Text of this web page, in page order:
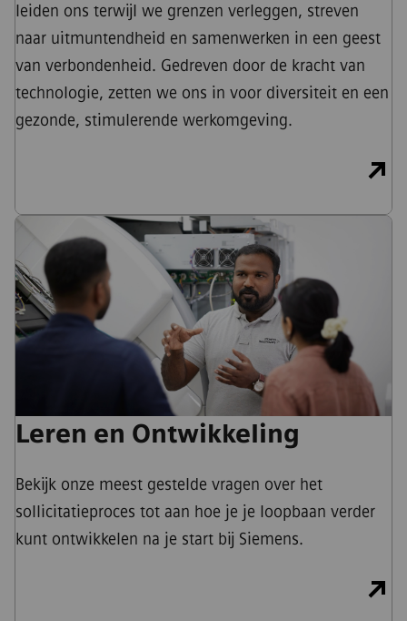
leiden ons terwijl we grenzen verleggen, streven
naar uitmuntendheid en samenwerken in een geest
van verbondenheid. Gedreven door de kracht van
technologie, zetten we ons in voor diversiteit en een
gezonde, stimulerende werkomgeving.
Leren en Ontwikkeling
Bekijk onze meest gestelde vragen over het
sollicitatieproces tot aan hoe je je loopbaan verder
kunt ontwikkelen na je start bij Siemens.